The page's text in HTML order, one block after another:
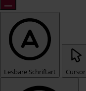
Lesbare Schriftart Cursor